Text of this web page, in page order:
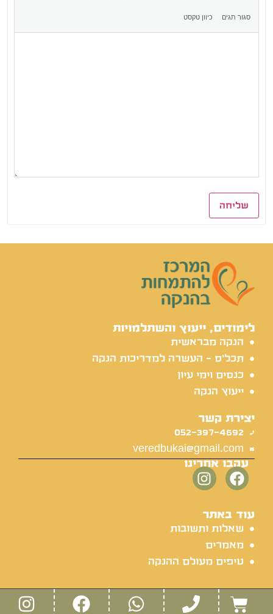
שליחה
לימודים, ייעוץ והשתלמויות
הנקה מבראשית
תכל'ס - העשרה למדריכות הנקה
כנסים וימי עיון
ייעוץ הנקה
יצירת קשר
052-397-4692
veredbukai@gmail.com
עקבו אחרינו
עוד באתר
שאלות ותשובות
מאמרים
טיפים מעולם ההנקה